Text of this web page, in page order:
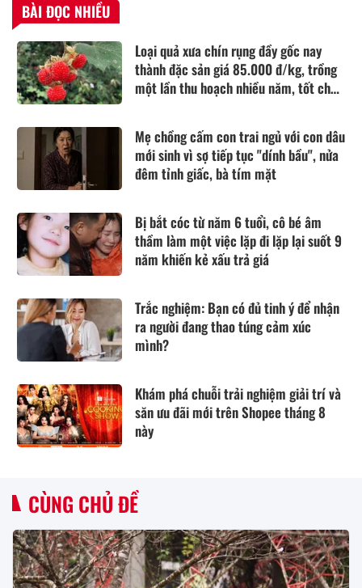
BÀI ĐỌC NHIỀU
Loại quả xưa chín rụng đầy gốc nay
thành đặc sản giá 85.000 đ/kg, trồng
một lần thu hoạch nhiều năm, tốt cho
Mẹ chồng cấm con trai ngủ với con dâu
mới sinh vì sợ tiếp tục "dính bầu", nửa
đêm tỉnh giấc, bà tím mặt
Bị bắt cóc từ năm 6 tuổi, cô bé âm
thầm làm một việc lặp đi lặp lại suốt 9
năm khiến kẻ xấu trả giá
Trắc nghiệm: Bạn có đủ tinh ý để nhận
ra người đang thao túng cảm xúc
mình?
Khám phá chuỗi trải nghiệm giải trí và
săn ưu đãi mới trên Shopee tháng 8
này
CÙNG CHỦ ĐỀ